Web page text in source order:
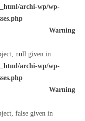
archi-wp/wp-
Warning
null given in
archi-wp/wp-
Warning
false given in